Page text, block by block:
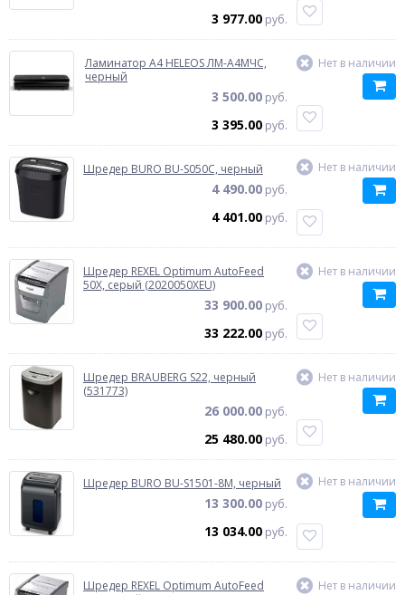
3 977.00 руб.
Ламинатор A4 HELEOS ЛМ-А4МЧС,
черный
3 500.00 руб.
3 395.00 руб.
Нет в наличии
Шредер BURO BU-S050C, черный
4 490.00 руб.
4 401.00 руб.
Нет в наличии
Шредер REXEL Optimum AutoFeed
50X, серый (2020050XEU)
33 900.00 руб.
33 222.00 руб.
Нет в наличии
Шредер BRAUBERG S22, черный
(531773)
26 000.00 руб.
25 480.00 руб.
Нет в наличии
Шредер BURO BU-S1501-8M, черный
13 300.00 руб.
13 034.00 руб.
Нет в наличии
Шредер REXEL Optimum AutoFeed
Нет в наличии